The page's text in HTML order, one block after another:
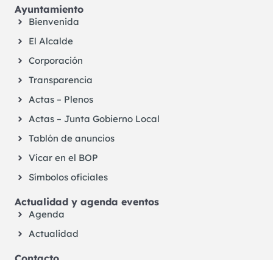
Ayuntamiento
Bienvenida
El Alcalde
Corporación
Transparencia
Actas – Plenos
Actas – Junta Gobierno Local
Tablón de anuncios
Vícar en el BOP
Símbolos oficiales
Actualidad y agenda eventos
Agenda
Actualidad